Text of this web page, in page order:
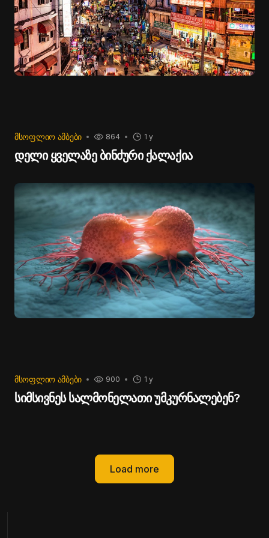
ᲛᲡᲝᲤᲚᲘᲝ ᲐᲛᲑᲔᲑᲘ 1 y
864
დელი ყველაზე ბინძური ქალაქია
ᲛᲡᲝᲤᲚᲘᲝ ᲐᲛᲑᲔᲑᲘ 1 y
900
სიმსივნეს სალმონელათი უმკურნალებენ?
Load more